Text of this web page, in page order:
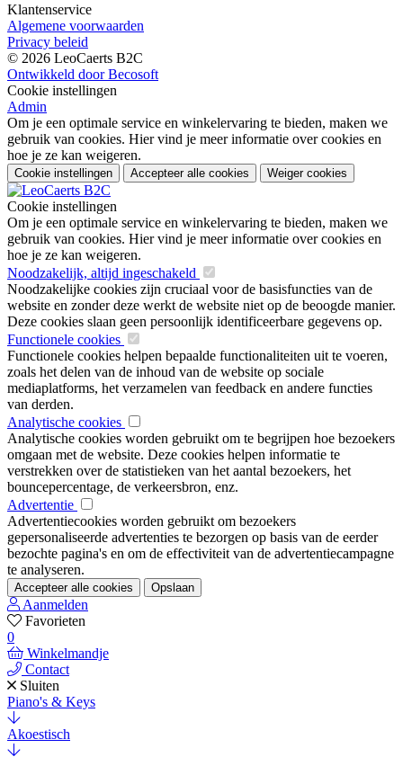
Klantenservice
Algemene voorwaarden
Privacy beleid
© 2026 LeoCaerts B2C
Ontwikkeld door Becosoft
Cookie instellingen
Admin
Om je een optimale service en winkelervaring te bieden, maken we
gebruik van cookies. Hier vind je meer informatie over cookies en
hoe je ze kan weigeren.
Cookie instellingen Accepteer alle cookies Weiger cookies
Cookie instellingen
Om je een optimale service en winkelervaring te bieden, maken we
gebruik van cookies. Hier vind je meer informatie over cookies en
hoe je ze kan weigeren.
Noodzakelijk, altijd ingeschakeld
Noodzakelijke cookies zijn cruciaal voor de basisfuncties van de
website en zonder deze werkt de website niet op de beoogde manier.
Deze cookies slaan geen persoonlijk identificeerbare gegevens op.
Functionele cookies
Functionele cookies helpen bepaalde functionaliteiten uit te voeren,
zoals het delen van de inhoud van de website op sociale
mediaplatforms, het verzamelen van feedback en andere functies
van derden.
Analytische cookies
Analytische cookies worden gebruikt om te begrijpen hoe bezoekers
omgaan met de website. Deze cookies helpen informatie te
verstrekken over de statistieken van het aantal bezoekers, het
bouncepercentage, de verkeersbron, enz.
Advertentie
Advertentiecookies worden gebruikt om bezoekers
gepersonaliseerde advertenties te bezorgen op basis van de eerder
bezochte pagina's en om de effectiviteit van de advertentiecampagne
te analyseren.
Accepteer alle cookies Opslaan
Aanmelden
Favorieten
0
Winkelmandje
Contact
Sluiten
Piano's & Keys
Akoestisch